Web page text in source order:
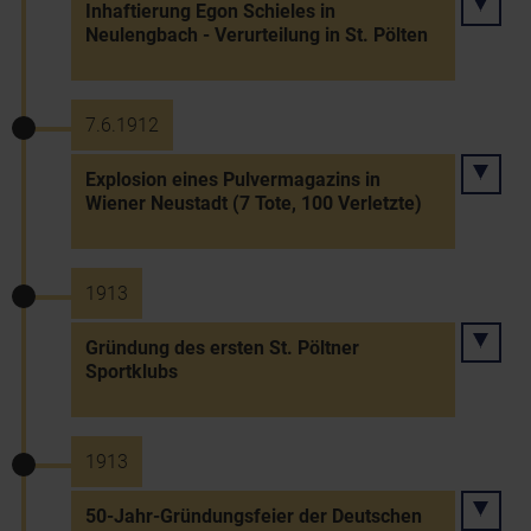
Inhaftierung Egon Schieles in
Neulengbach - Verurteilung in St. Pölten
7.6.1912
Explosion eines Pulvermagazins in
Wiener Neustadt (7 Tote, 100 Verletzte)
1913
Gründung des ersten St. Pöltner
Sportklubs
1913
50-Jahr-Gründungsfeier der Deutschen